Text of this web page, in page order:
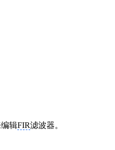
辑FIR滤波器。